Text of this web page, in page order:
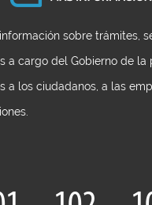
sobre trámites,
a cargo del Gobierno de la
a los ciudadanos, a las